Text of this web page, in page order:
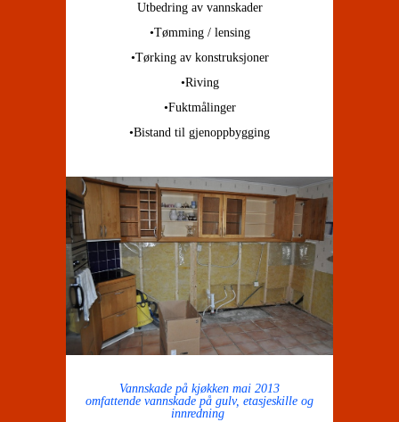
Utbedring av vannskader
•Tømming / lensing
•Tørking av konstruksjoner
•Riving
•Fuktmålinger
•Bistand til gjenoppbygging
Vannskade på kjøkken mai 2013
omfattende vannskade på gulv, etasjeskille og
innredning